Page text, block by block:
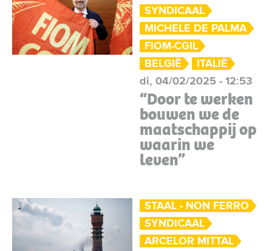
SYNDICAAL
MICHELE DE PALMA
FIOM-CGIL
BELGIË
ITALIË
di, 04/02/2025 - 12:53
“Door te werken
bouwen we de
maatschappij op
waarin we
leven”
STAAL - NON FERRO
SYNDICAAL
ARCELOR MITTAL